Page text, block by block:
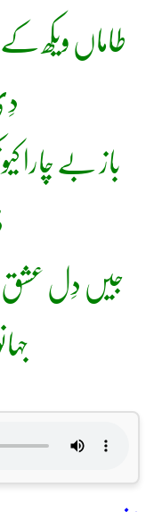
طاماں ویکھ
باز بے چارا
جیں دِل عشق